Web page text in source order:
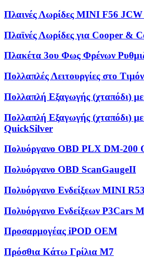
Πλαινές Λωρίδες MINI F56
Πλαϊνές Λωρίδες για Cooper &
Πλακέτα 3ου Φως Φρένων
Πολλαπλές Λειτουργίες στο
Πολλαπλή Εξαγωγής (χταπόδι)
Πολλαπλή Εξαγωγής (χταπόδι)
QuickSilver
Πολυόργανο OBD PLX DM-200
Πολυόργανο OBD ScanGaugeII
Πολυόργανο Ενδείξεων MINI
Πολυόργανο Ενδείξεων P3Cars
Προσαρμογέας iPOD OEM
Πρόσθια Κάτω Γρίλια M7